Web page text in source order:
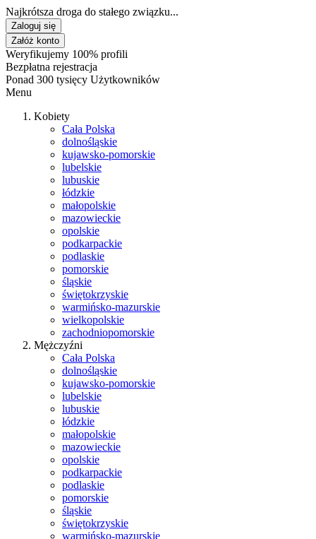
Najkrótsza droga do stałego związku...
Zaloguj się
Załóż konto
Weryfikujemy 100% profili
Bezpłatna rejestracja
Ponad 300 tysięcy Użytkowników
Menu
Kobiety
Cała Polska
dolnośląskie
kujawsko-pomorskie
lubelskie
lubuskie
łódzkie
małopolskie
mazowieckie
opolskie
podkarpackie
podlaskie
pomorskie
śląskie
świętokrzyskie
warmińsko-mazurskie
wielkopolskie
zachodniopomorskie
Mężczyźni
Cała Polska
dolnośląskie
kujawsko-pomorskie
lubelskie
lubuskie
łódzkie
małopolskie
mazowieckie
opolskie
podkarpackie
podlaskie
pomorskie
śląskie
świętokrzyskie
warmińsko-mazurskie